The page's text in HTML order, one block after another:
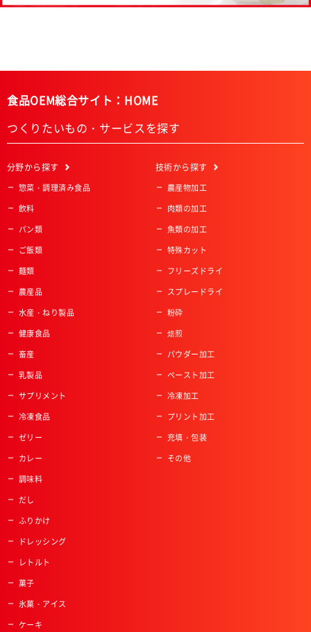
食品OEM総合サイト：HOME
つくりたいもの・サービスを探す
分野から探す
惣菜・調理済み食品
飲料
パン類
ご飯類
麺類
農産品
水産・ねり製品
健康食品
畜産
乳製品
サプリメント
冷凍食品
ゼリー
カレー
調味料
だし
ふりかけ
ドレッシング
レトルト
菓子
氷菓・アイス
ケーキ
技術から探す
農産物加工
肉類の加工
魚類の加工
特殊カット
フリーズドライ
スプレードライ
粉砕
焙煎
パウダー加工
ペースト加工
冷凍加工
プリント加工
充填・包装
その他